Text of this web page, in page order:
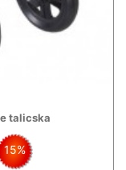
talicska
15%